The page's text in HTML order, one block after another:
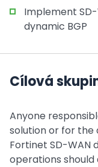
Implement SD-
dynamic BGP
Cílová
Anyone
solution or for
Fortinet SD-WAN
operations